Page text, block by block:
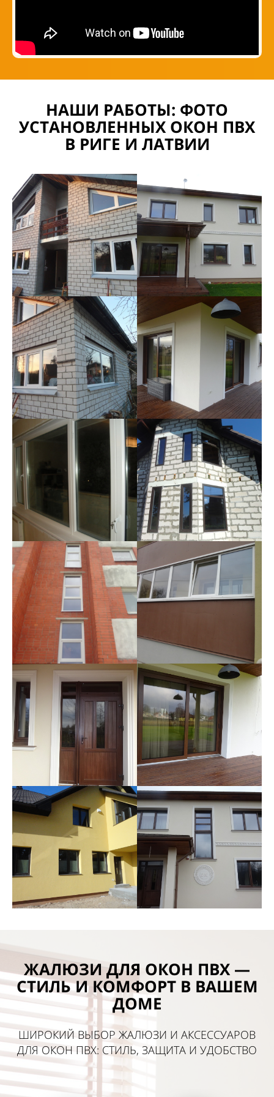
НАШИ РАБОТЫ: ФОТО
УСТАНОВЛЕННЫХ ОКОН ПВХ
В РИГЕ И ЛАТВИИ
ЖАЛЮЗИ ДЛЯ ОКОН ПВХ —
СТИЛЬ И КОМФОРТ В ВАШЕМ
ДОМЕ
ШИРОКИЙ ВЫБОР ЖАЛЮЗИ И АКСЕССУАРОВ
ДЛЯ ОКОН ПВХ: СТИЛЬ, ЗАЩИТА И УДОБСТВО